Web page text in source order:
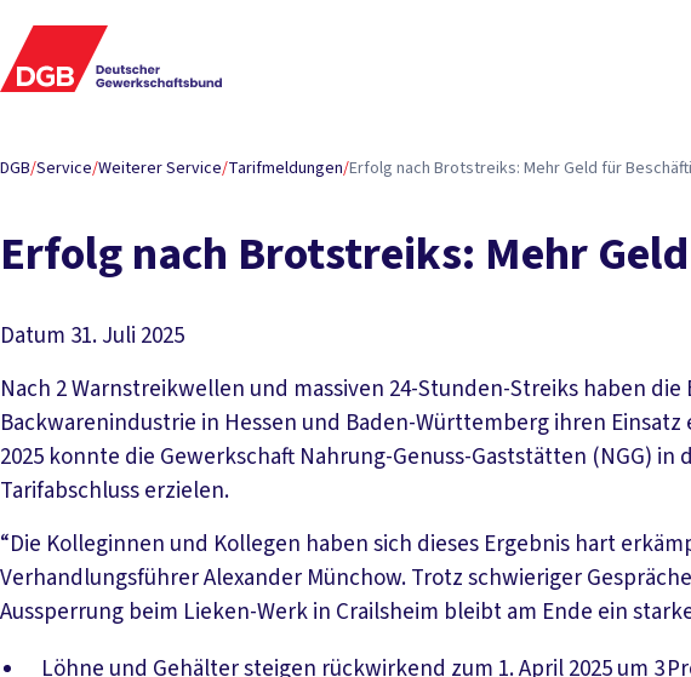
DGB/Service/Weiterer Service/Tarifmeldungen/Erfolg nach Brotstreiks: Mehr Geld für
Erfolg nach Brotstreiks: Mehr
Datum 31. Juli 2025
Nach 2 Warnstreikwellen und massiven 24-Stunden-Streiks haben
Backwarenindustrie in Hessen und Baden-Württemberg ihren
2025 konnte die Gewerkschaft Nahrung-Genuss-Gaststätten (NGG)
Tarifabschluss erzielen.
“Die Kolleginnen und Kollegen haben sich dieses Ergebnis hart
Verhandlungsführer Alexander Münchow. Trotz schwieriger
Aussperrung beim Lieken-Werk in Crailsheim bleibt am Ende ein
Löhne und Gehälter steigen rückwirkend zum 1. April 2025 um 3